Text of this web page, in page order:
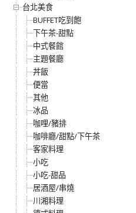
台北美食
BUFFET吃到飽
下午茶-甜點
中式餐館
主題餐廳
丼飯
便當
其他
冰品
咖哩/豬排
咖啡廳/甜點/下午茶
客家料理
小吃
小吃-甜品
居酒屋/串燒
川湘料理